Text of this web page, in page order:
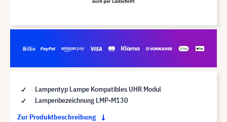
Lampentyp Lampe Kompatibles UHR Modul
Lampenbezeichnung LMP-M130
Zur Produktbeschreibung